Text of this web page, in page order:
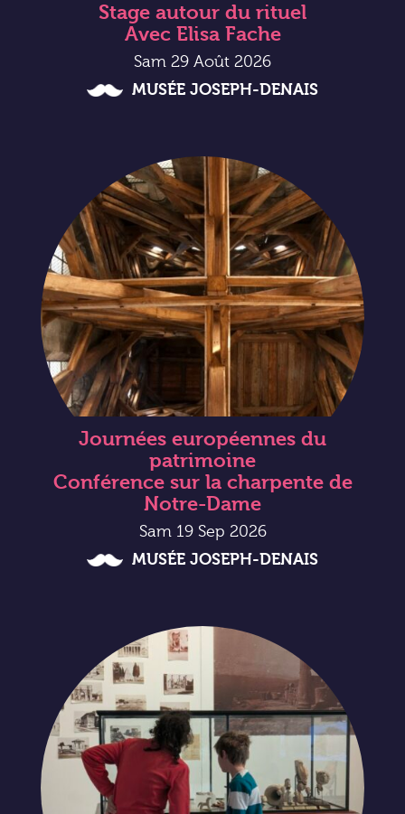
Stage autour du rituel
Avec Elisa Fache
Sam 29 Août 2026
MUSÉE JOSEPH-DENAIS
Journées européennes du
patrimoine
Conférence sur la charpente de
Notre-Dame
Sam 19 Sep 2026
MUSÉE JOSEPH-DENAIS